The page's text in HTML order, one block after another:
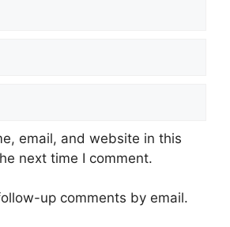
email, and website in this
next time I comment.
up comments by email.